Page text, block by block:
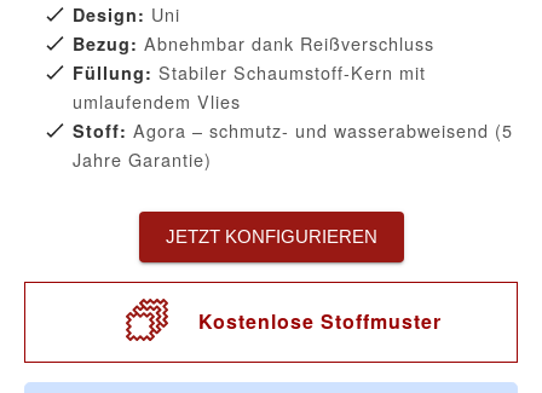
Design: Uni
Bezug: Abnehmbar dank Reißverschluss
Füllung: Stabiler Schaumstoff-Kern mit
umlaufendem Vlies
Stoff: Agora – schmutz- und wasserabweisend (5
Jahre Garantie)
JETZT KONFIGURIEREN
Kostenlose Stoffmuster